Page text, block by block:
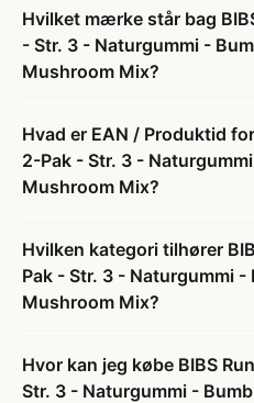
Hvilket mærke står bag
- Str. 3 - Naturgummi -
Mushroom Mix?
Hvad er EAN / Produktid
2-Pak - Str. 3 -
Mushroom Mix?
Hvilken kategori tilhører
Pak - Str. 3 - Naturgummi
Mushroom Mix?
Hvor kan jeg købe BIBS
Str. 3 - Naturgummi -